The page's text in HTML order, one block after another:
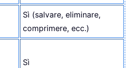
Sì (salvare, eliminare,
comprimere, ecc.)
Sì